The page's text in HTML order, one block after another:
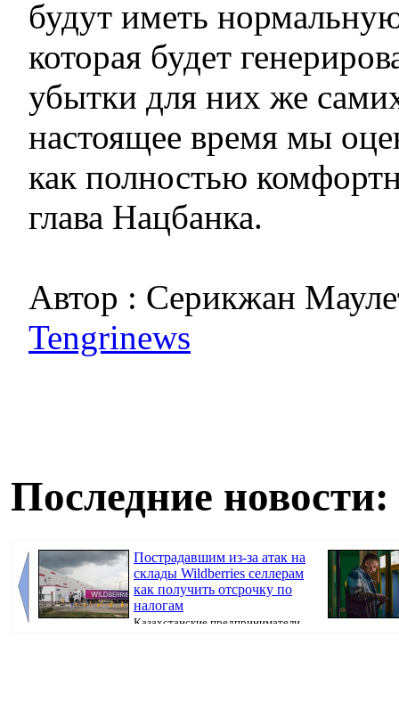
будут иметь
которая будет
убытки для них же
настоящее время мы
как полностью
глава Нацбанка.
Автор : Серикжан
Tengrinews
Последние новости:
Пострадавшим из-за атак на
склады Wildberries селлерам
как получить отсрочку по
налогам
Казахстанские предприниматели,